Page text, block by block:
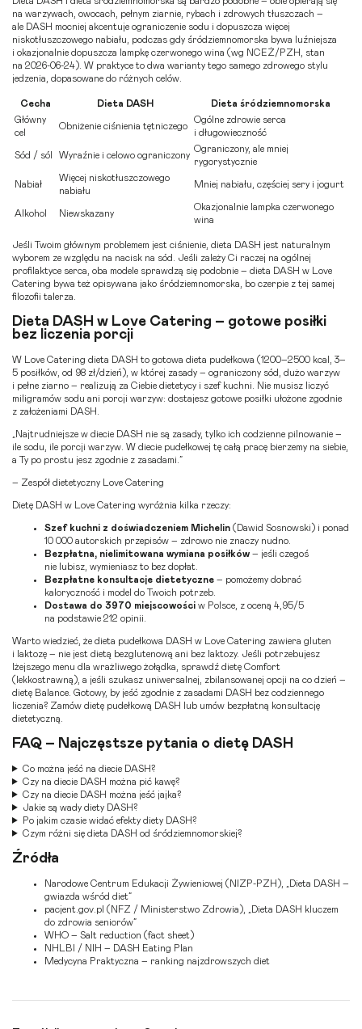
na warzywach, owocach, pełnym ziarnie, rybach i zdrowych tłuszczach –
ale DASH mocniej akcentuje ograniczenie sodu i dopuszcza więcej
niskotłuszczowego nabiału, podczas gdy śródziemnomorska bywa luźniejsza
i okazjonalnie dopuszcza lampkę czerwonego wina (wg NCEŻ/PZH, stan
na 2026-06-24). W praktyce to dwa warianty tego samego zdrowego stylu
jedzenia, dopasowane do różnych celów.
Cecha Dieta DASH
Dieta śródziemnomorska
Główny
cel
Obniżenie ciśnienia tętniczego
Ogólne zdrowie serca
i długowieczność
Sód / sól Wyraźnie i celowo ograniczony
Ograniczony, ale mniej
rygorystycznie
Nabiał
Więcej niskotłuszczowego
nabiału
Mniej nabiału, częściej sery i jogurt
Alkohol Niewskazany
Okazjonalnie lampka czerwonego
wina
Jeśli Twoim głównym problemem jest ciśnienie, dieta DASH jest naturalnym
wyborem ze względu na nacisk na sód. Jeśli zależy Ci raczej na ogólnej
profilaktyce serca, oba modele sprawdzą się podobnie – dieta DASH w Love
Catering bywa też opisywana jako śródziemnomorska, bo czerpie z tej samej
filozofii talerza.
Dieta DASH w Love Catering – gotowe posiłki
bez liczenia porcji
W Love Catering dieta DASH to gotowa dieta pudełkowa (1200–2500 kcal, 3–
5 posiłków, od 98 zł/dzień), w której zasady – ograniczony sód, dużo warzyw
i pełne ziarno – realizują za Ciebie dietetycy i szef kuchni. Nie musisz liczyć
miligramów sodu ani porcji warzyw: dostajesz gotowe posiłki ułożone zgodnie
z założeniami DASH.
„Najtrudniejsze w diecie DASH nie są zasady, tylko ich codzienne pilnowanie –
ile sodu, ile porcji warzyw. W diecie pudełkowej tę całą pracę bierzemy na siebie,
a Ty po prostu jesz zgodnie z zasadami.”
– Zespół dietetyczny Love Catering
Dietę DASH w Love Catering wyróżnia kilka rzeczy:
Szef kuchni z doświadczeniem Michelin (Dawid Sosnowski) i ponad
10 000 autorskich przepisów – zdrowo nie znaczy nudno.
Bezpłatna, nielimitowana wymiana posiłków – jeśli czegoś
nie lubisz, wymieniasz to bez dopłat.
Bezpłatne konsultacje dietetyczne – pomożemy dobrać
kaloryczność i model do Twoich potrzeb.
Dostawa do 3970 miejscowości w Polsce, z oceną 4,95/5
na podstawie 212 opinii.
Warto wiedzieć, że dieta pudełkowa DASH w Love Catering zawiera gluten
i laktozę – nie jest dietą bezglutenową ani bez laktozy. Jeśli potrzebujesz
lżejszego menu dla wrażliwego żołądka, sprawdź dietę Comfort
(lekkostrawną) , a jeśli szukasz uniwersalnej, zbilansowanej opcji na co dzień –
dietę Balance . Gotowy, by jeść zgodnie z zasadami DASH bez codziennego
liczenia? Zamów dietę pudełkową DASH lub umów bezpłatną konsultację
dietetyczną
FAQ – Najczęstsze pytania o dietę DASH
Co można jeść na diecie DASH?
Czy na diecie DASH można pić kawę?
Czy na diecie DASH można jeść jajka?
Jakie są wady diety DASH?
Po jakim czasie widać efekty diety DASH?
Czym różni się dieta DASH od śródziemnomorskiej?
Źródła
Narodowe Centrum Edukacji Żywieniowej (NIZP-PZH), „Dieta DASH –
gwiazda wśród diet”
pacjent.gov.pl (NFZ / Ministerstwo Zdrowia), „Dieta DASH kluczem
do zdrowia seniorów”
WHO – Salt reduction (fact sheet)
NHLBI / NIH – DASH Eating Plan
Medycyna Praktyczna – ranking najzdrowszych diet